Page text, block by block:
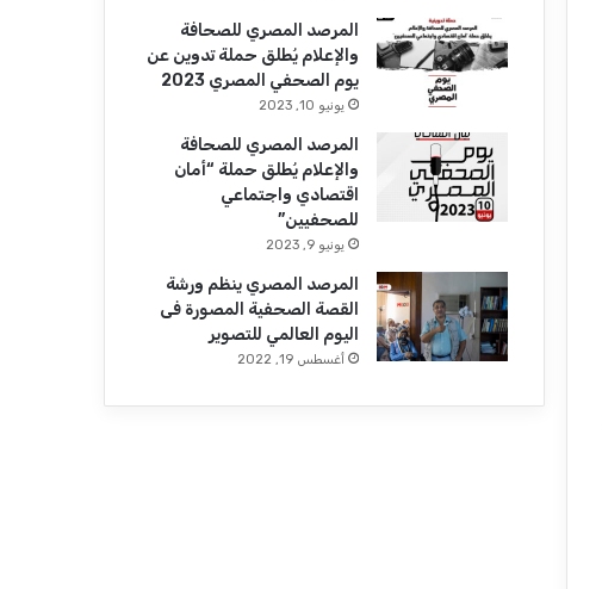
المرصد المصري للصحافة
والإعلام يُطلق حملة تدوين عن
يوم الصحفي المصري 2023
يونيو 10, 2023
المرصد المصري للصحافة
والإعلام يُطلق حملة “أمان
اقتصادي واجتماعي
للصحفيين”
يونيو 9, 2023
المرصد المصري ينظم ورشة
القصة الصحفية المصورة فى
اليوم العالمي للتصوير
أغسطس 19, 2022